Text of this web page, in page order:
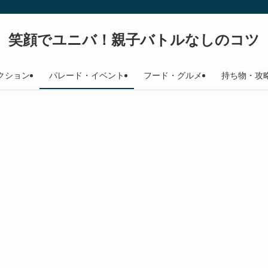
笑顔でユニバ！親子バトルなしのコツ
ション パレード・イベント フード・グルメ 持ち物・攻